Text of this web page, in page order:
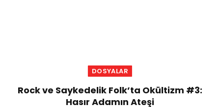
DOSYALAR
Rock ve Saykedelik Folk’ta Okültizm #3:
Hasır Adamın Ateşi